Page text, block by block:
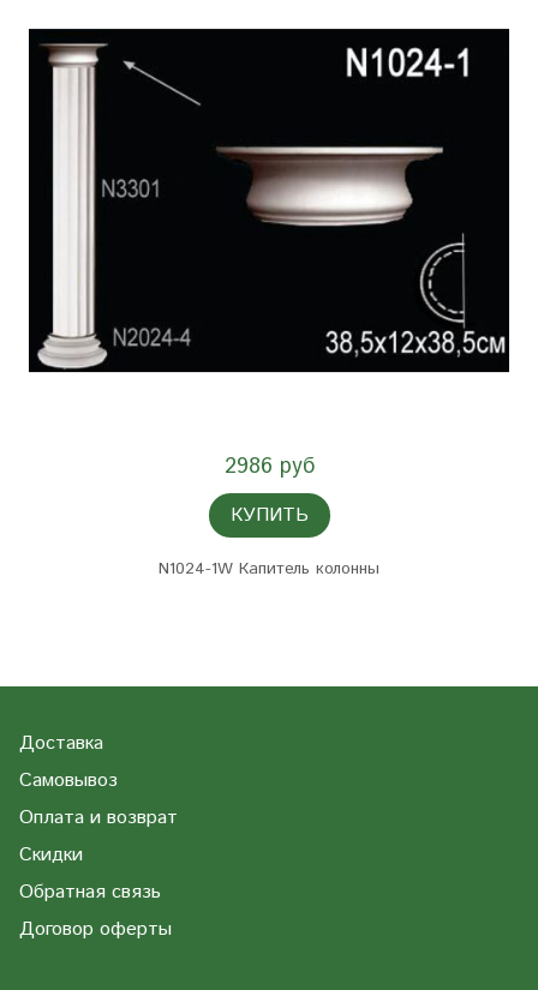
2986 руб
КУПИТЬ
N1024-1W Капитель колонны
Доставка
Самовывоз
Оплата и возврат
Скидки
Обратная связь
Договор оферты